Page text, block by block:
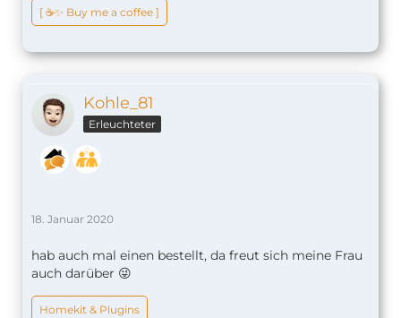
[ ☕️✨ Buy me a coffee ]
Kohle_81
Erleuchteter
18. Januar 2020
hab auch mal einen bestellt, da freut sich meine Frau
auch darüber 😜
Homekit & Plugins